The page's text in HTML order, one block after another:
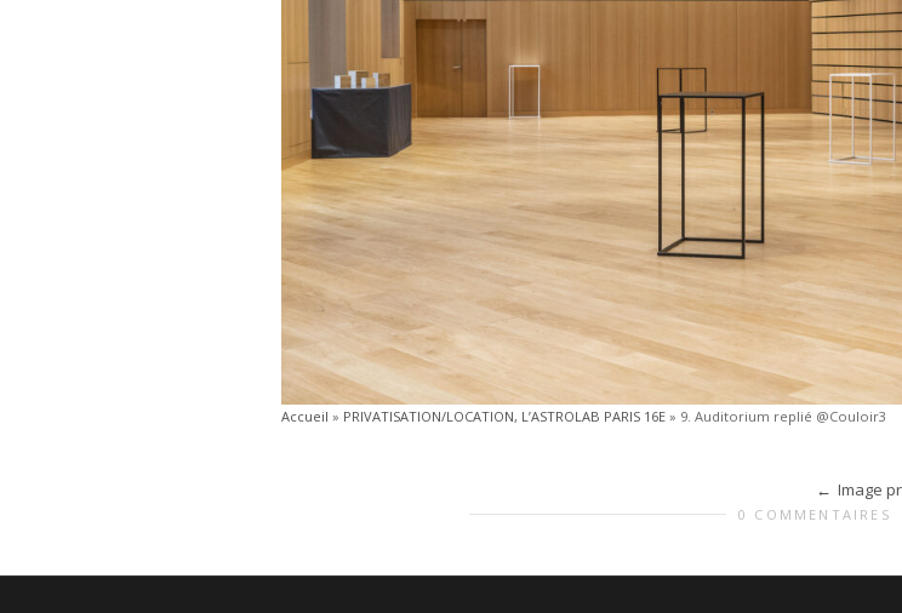
Accueil » PRIVATISATION/LOCATION, L’ASTROLAB PARIS 16E » 9. Auditorium replié @Couloir3
Image
0 COMMENTAIRES